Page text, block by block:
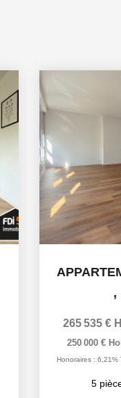
,
265 535 €
250 000 €
Honoraires : 6,21%
5